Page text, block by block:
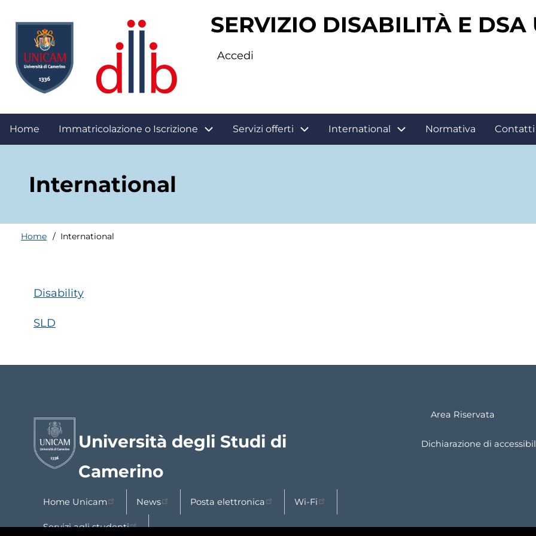
contenuto
principale
SERVIZIO DISABILITÀ E DSA
Accedi
Apri
navigazione
Home Immatricolazione o Iscrizione Servizi offerti International Normativa Contatti
International
Briciole
pane
Home International
Disability
SLD
Università degli Studi di
Camerino
Home Unicam News Posta elettronica Wi-Fi
Servizi agli studenti
Area Riservata
Dichiarazione di